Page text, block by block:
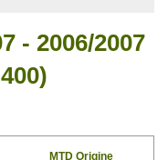
- 2006/2007
MTD Origine